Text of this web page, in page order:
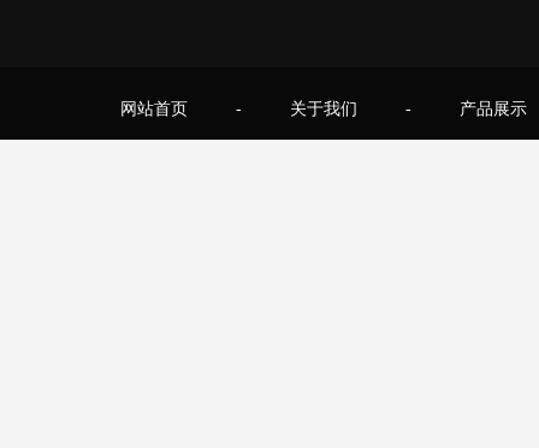
网站首页 - 关于我们 - 产品展示